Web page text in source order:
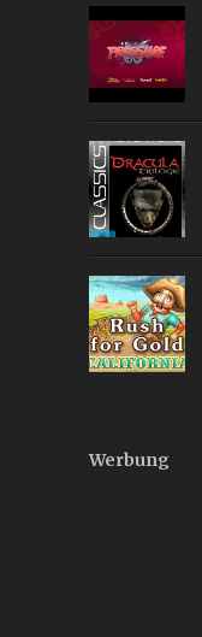
Werbung